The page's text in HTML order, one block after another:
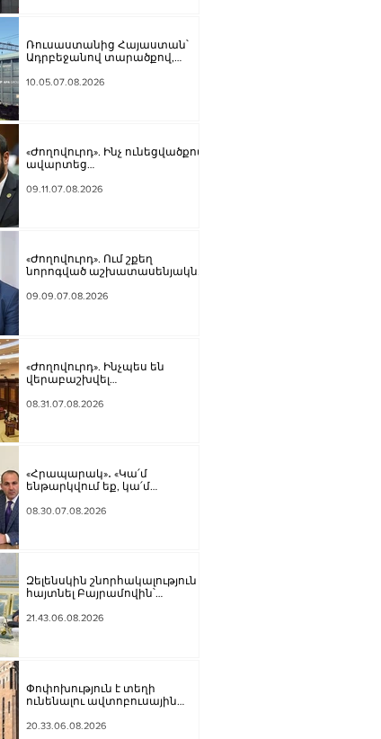
Ռուսաստանից Հայաստան՝
Ադրբեջանով տարածքով,
քարածուխ
10.05.07.08.2026
«Ժողովուրդ». Ինչ ունեցվածքով
ավարտեց
գործունեությունը Հայկ
09.11.07.08.2026
«Ժողովուրդ». Ում շքեղ
նորոգված աշխատասենյակն է
Հարությունյանին
09.09.07.08.2026
«Ժողովուրդ». Ինչպես են
վերաբաշխվել
Ազգային ժողովում
08.31.07.08.2026
«Հրապարակ»․ «Կա՛մ
ենթարկվում եք, կա՛մ
համակարգում «ցար ի բոգ է»
08.30.07.08.2026
Զելենսկին շնորհակալություն է
հայտնել Բայրամովին՝
հումանիտար աջակցության,
21.43.06.08.2026
Փոփոխություն է տեղի
ունենալու ավտոբուսային
քաղաքապետարան
20.33.06.08.2026